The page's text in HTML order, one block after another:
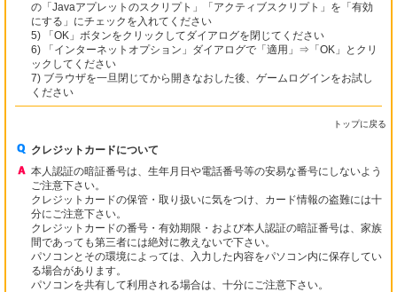
の「Javaアプレットのスクリプト」「アクティブスクリプト」を「有効
にする」にチェックを入れてください
5) 「OK」ボタンをクリックしてダイアログを閉じてください
6) 「インターネットオプション」ダイアログで「適用」⇒「OK」とクリ
ックしてください
7) ブラウザを一旦閉じてから開きなおした後、ゲームログインをお試し
ください
トップに戻る
クレジットカードについて
本人認証の暗証番号は、生年月日や電話番号等の安易な番号にしないよう
ご注意下さい。
クレジットカードの保管・取り扱いに気をつけ、カード情報の盗難には十
分にご注意下さい。
クレジットカードの番号・有効期限・および本人認証の暗証番号は、家族
間であっても第三者には絶対に教えないで下さい。
パソコンとその環境によっては、入力した内容をパソコン内に保存してい
る場合があります。
パソコンを共有して利用される場合は、十分にご注意下さい。